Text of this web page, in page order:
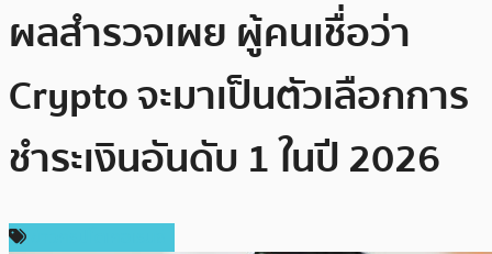
ผลสำรวจเผย ผู้คนเชื่อว่า
Crypto จะมาเป็นตัวเลือกการ
ชำระเงินอันดับ 1 ในปี 2026